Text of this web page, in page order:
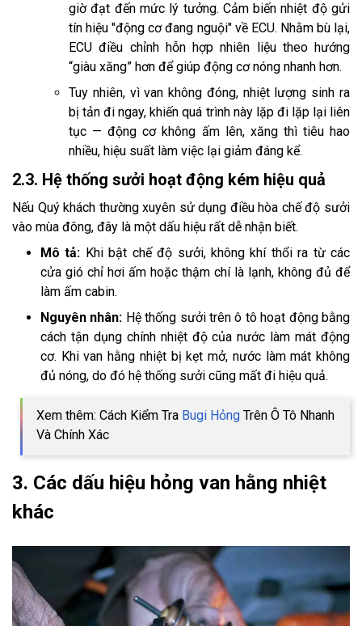
giờ đạt đến mức lý tưởng. Cảm biến nhiệt độ gửi
tín hiệu "động cơ đang nguội" về ECU. Nhằm bù lại,
ECU điều chỉnh hỗn hợp nhiên liệu theo hướng
“giàu xăng” hơn để giúp động cơ nóng nhanh hơn.
Tuy nhiên, vì van không đóng, nhiệt lượng sinh ra
bị tản đi ngay, khiến quá trình này lặp đi lặp lại liên
tục — động cơ không ấm lên, xăng thì tiêu hao
nhiều, hiệu suất làm việc lại giảm đáng kể.
2.3. Hệ thống sưởi hoạt động kém hiệu quả
Nếu Quý khách thường xuyên sử dụng điều hòa chế độ sưởi
vào mùa đông, đây là một dấu hiệu rất dễ nhận biết.
Mô tả: Khi bật chế độ sưởi, không khí thổi ra từ các
cửa gió chỉ hơi ấm hoặc thậm chí là lạnh, không đủ để
làm ấm cabin.
Nguyên nhân: Hệ thống sưởi trên ô tô hoạt động bằng
cách tận dụng chính nhiệt độ của nước làm mát động
cơ. Khi van hằng nhiệt bị kẹt mở, nước làm mát không
đủ nóng, do đó hệ thống sưởi cũng mất đi hiệu quả.
Xem thêm: Cách Kiểm Tra Bugi Hỏng Trên Ô Tô Nhanh
Và Chính Xác
3. Các dấu hiệu hỏng van hằng nhiệt
khác